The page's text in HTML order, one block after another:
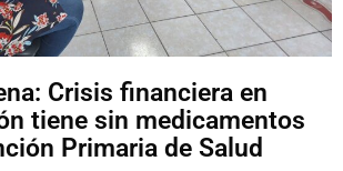
Crisis financiera en
tiene sin medicamentos
Primaria de Salud